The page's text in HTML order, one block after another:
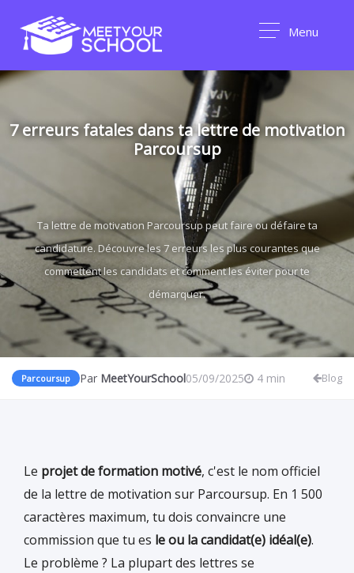
Menu
7 erreurs fatales dans ta lettre de motivation
Parcoursup
Ta lettre de motivation Parcoursup peut faire ou défaire ta
candidature. Découvre les 7 erreurs les plus courantes que
commettent les candidats et comment les éviter pour te
démarquer.
Parcoursup Par MeetYourSchool05/09/2025 4 min Blog
Le projet de formation motivé, c'est le nom officiel
de la lettre de motivation sur Parcoursup. En 1 500
caractères maximum, tu dois convaincre une
commission que tu es le ou la candidat(e) idéal(e).
Le problème ? La plupart des lettres se